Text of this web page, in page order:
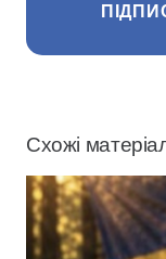
Схожі